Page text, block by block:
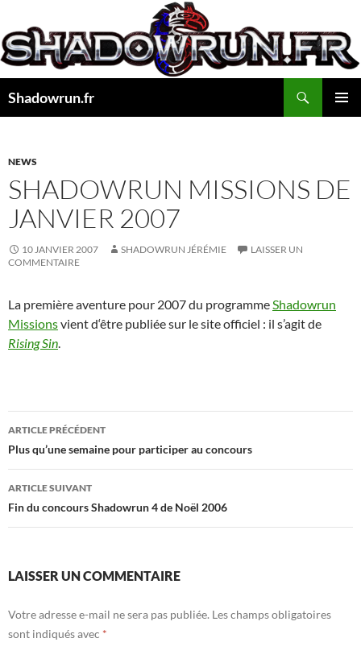
au
contenu
Shadowrun.fr
NEWS
SHADOWRUN MISSIONS DE
JANVIER 2007
10 JANVIER 2007 SHADOWRUN JÉRÉMIE
LAISSER UN
COMMENTAIRE
La première aventure pour 2007 du programmeShadowrun
Missionsvient d‘être publiée sur le site officiel : il s’agit de
Rising Sin.
Navigation
des
articles
ARTICLE PRÉCÉDENT
Plus qu’une semaine pour participer au concours
ARTICLE SUIVANT
Fin du concours Shadowrun 4 de Noël 2006
LAISSER UN COMMENTAIRE
Votre adresse e-mail ne sera pas publiée. Les champs obligatoires
sont indiqués avec *